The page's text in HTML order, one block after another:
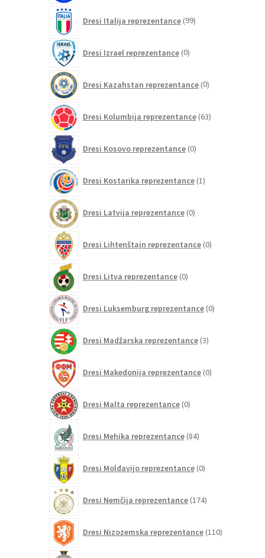
Dresi Italija reprezentance 99izdelkov
Dresi Izrael reprezentance 0izdelkov
Dresi Kazahstan reprezentance 0izdelkov
Dresi Kolumbija reprezentance 63izdelkov
Dresi Kosovo reprezentance 0izdelkov
Dresi Kostarika reprezentance 1izdelek
Dresi Latvija reprezentance 0izdelkov
Dresi Lihtenštajn reprezentance 0izdelkov
Dresi Litva reprezentance 0izdelkov
Dresi Luksemburg reprezentance 0izdelkov
Dresi Madžarska reprezentance 3izdelki
Dresi Makedonija reprezentance 0izdelkov
Dresi Malta reprezentance 0izdelkov
Dresi Mehika reprezentance 84izdelkov
Dresi Moldavijo reprezentance 0izdelkov
Dresi Nemčija reprezentance 174izdelkov
Dresi Nizozemska reprezentance 110izdelkov